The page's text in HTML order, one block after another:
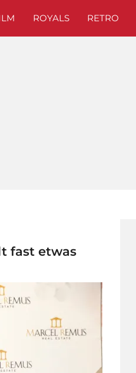
ROYALS RETRO
fast etwas